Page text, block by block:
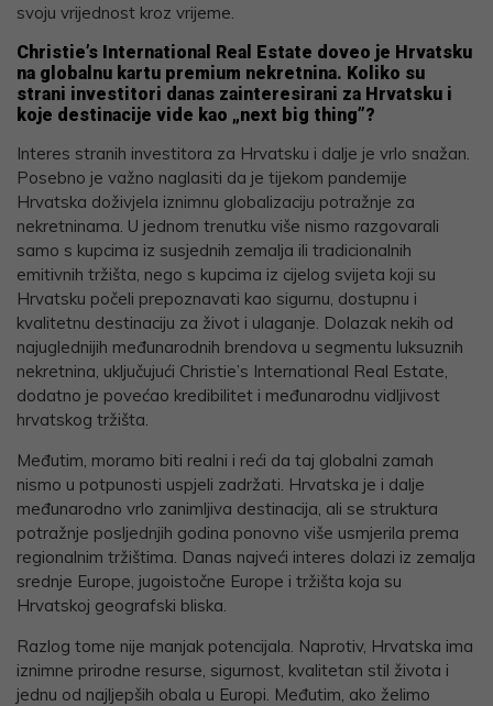
svoju vrijednost kroz vrijeme.
Christie’s International Real Estate doveo je Hrvatsku
na globalnu kartu premium nekretnina. Koliko su
strani investitori danas zainteresirani za Hrvatsku i
koje destinacije vide kao „next big thing”?
Interes stranih investitora za Hrvatsku i dalje je vrlo snažan.
Posebno je važno naglasiti da je tijekom pandemije
Hrvatska doživjela iznimnu globalizaciju potražnje za
nekretninama. U jednom trenutku više nismo razgovarali
samo s kupcima iz susjednih zemalja ili tradicionalnih
emitivnih tržišta, nego s kupcima iz cijelog svijeta koji su
Hrvatsku počeli prepoznavati kao sigurnu, dostupnu i
kvalitetnu destinaciju za život i ulaganje. Dolazak nekih od
najuglednijih međunarodnih brendova u segmentu luksuznih
nekretnina, uključujući Christie’s International Real Estate,
dodatno je povećao kredibilitet i međunarodnu vidljivost
hrvatskog tržišta.
Međutim, moramo biti realni i reći da taj globalni zamah
nismo u potpunosti uspjeli zadržati. Hrvatska je i dalje
međunarodno vrlo zanimljiva destinacija, ali se struktura
potražnje posljednjih godina ponovno više usmjerila prema
regionalnim tržištima. Danas najveći interes dolazi iz zemalja
srednje Europe, jugoistočne Europe i tržišta koja su
Hrvatskoj geografski bliska.
Razlog tome nije manjak potencijala. Naprotiv, Hrvatska ima
iznimne prirodne resurse, sigurnost, kvalitetan stil života i
jednu od najljepših obala u Europi. Međutim, ako želimo